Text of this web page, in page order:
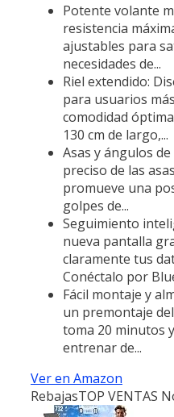
Potente volante
resistencia
ajustables para
necesidades de...
Riel extendido:
para usuarios
comodidad
130 cm de largo,...
Asas y ángulos
preciso de las
promueve una
golpes de...
Seguimiento
nueva pantalla
claramente tus
Conéctalo por
Fácil montaje y
un premontaje
toma 20 minutos
entrenar de...
Ver en Amazon
RebajasTOP VENTAS